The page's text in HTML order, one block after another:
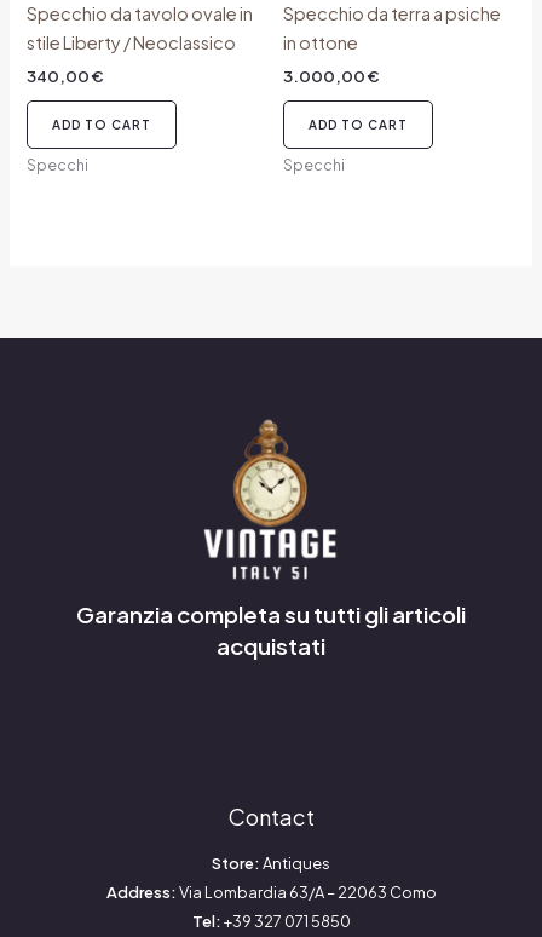
Specchio da tavolo ovale in
stile Liberty / Neoclassico
340,00€
ADD TO CART
Specchi
Specchio da terra a psiche
in ottone
3.000,00€
ADD TO CART
Specchi
Garanzia completa su tutti gli articoli
acquistati
Contact
Store:Antiques
Address:Via Lombardia 63/A – 22063 Como
Tel:+39 327 071 5850